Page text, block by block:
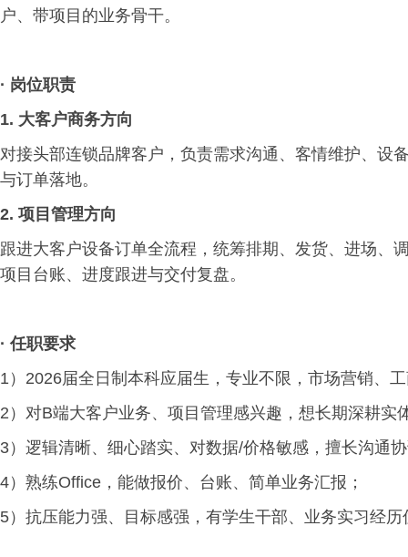
户、带项目的业务骨干。
· 岗位职责
1. 大客户商务方向
对接头部连锁品牌客户，负责需求沟通、客情维护、设
与订单落地。
2. 项目管理方向
跟进大客户设备订单全流程，统筹排期、发货、进场、
项目台账、进度跟进与交付复盘。
· 任职要求
1）2026届全日制本科应届生，专业不限，市场营销、
2）对B端大客户业务、项目管理感兴趣，想长期深耕实
3）逻辑清晰、细心踏实、对数据/价格敏感，擅长沟通
4）熟练Office，能做报价、台账、简单业务汇报；
5）抗压能力强、目标感强，有学生干部、业务实习经历